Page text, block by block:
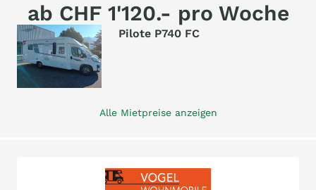
ab CHF 1'120.- pro Woche
Pilote P740 FC
Alle Mietpreise anzeigen